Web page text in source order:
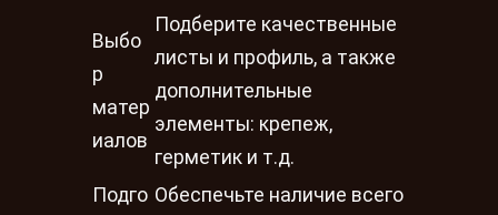
Выбо
р
матер
иалов
Подберите качественные
листы и профиль, а также
дополнительные
элементы: крепеж,
герметик и т.д.
Подго Обеспечьте наличие всего